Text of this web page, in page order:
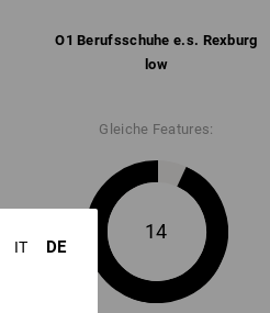
für weitere Informationen.
O1 Berufs­schuhe e.s. Rexburg
low
Gleiche Features:
14
IT DE